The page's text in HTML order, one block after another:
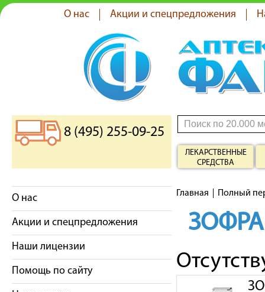
О нас Акции и спецпредложения
8 (495) 255-09-25
ЛЕКАРСТВЕННЫЕ
СРЕДСТВА
О нас
Акции и спецпредложения
Наши лицензии
Помощь по сайту
Главная Полный